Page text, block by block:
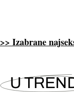
>> Izabrane
U